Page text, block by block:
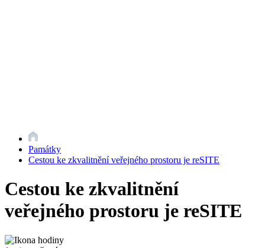
Památky
Cestou ke zkvalitnění veřejného prostoru je reSITE
Cestou ke zkvalitnění
veřejného prostoru je reSITE